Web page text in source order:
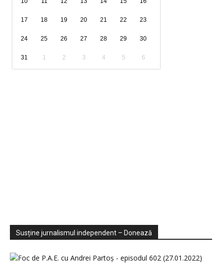
17 18 19 20 21 22 23
24 25 26 27 28 29 30
31 1 2 3 4 5 6
Sondaje
Video
Susține jurnalismul independent – Donează